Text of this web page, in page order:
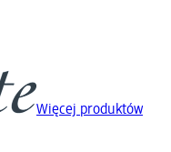
Więcej produktów